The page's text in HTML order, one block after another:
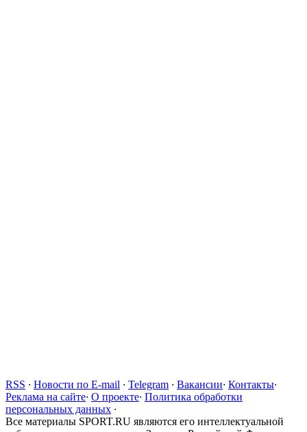
RSS · Новости по E-mail · Telegram · Вакансии· Контакты·
Реклама на сайте· О проекте· Политика обработки
персональных данных ·
Все материалы SPORT.RU являются его интеллектуальной